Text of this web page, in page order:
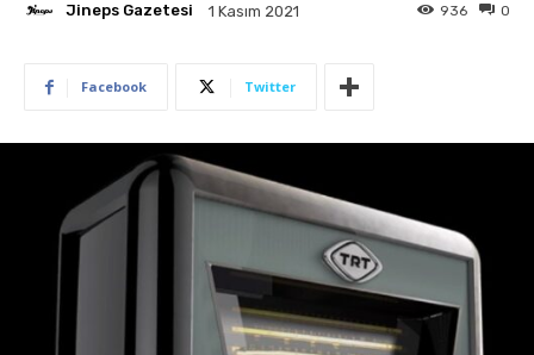
Jineps Gazetesi 1 Kasım 2021 0
936
Facebook Twitter